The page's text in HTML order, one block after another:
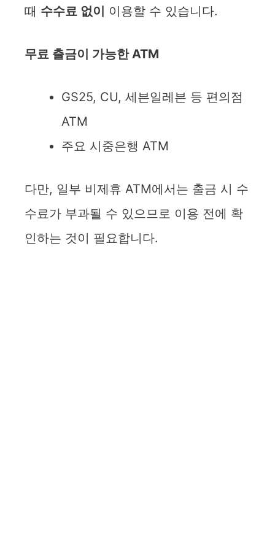
때 수수료 없이 이용할 수 있습니다.
무료 출금이 가능한 ATM
GS25, CU, 세븐일레븐 등 편의점
ATM
주요 시중은행 ATM
다만, 일부 비제휴 ATM에서는 출금 시 수
수료가 부과될 수 있으므로 이용 전에 확
인하는 것이 필요합니다.